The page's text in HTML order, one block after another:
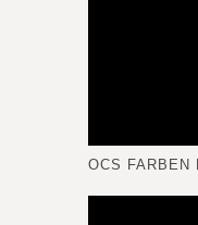
OCS FARBEN